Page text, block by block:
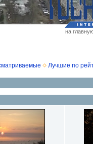
на
Лучшие по